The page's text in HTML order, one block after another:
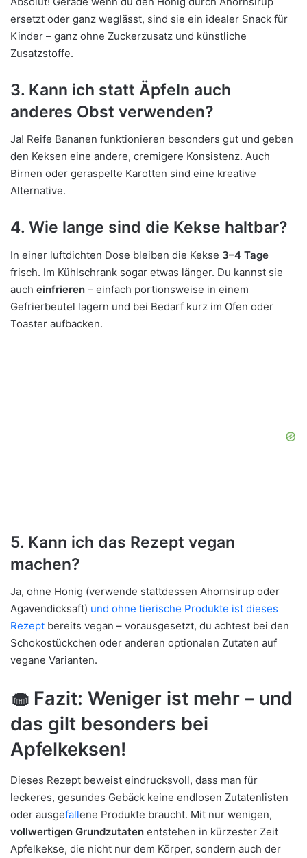
ersetzt oder ganz weglässt, sind sie ein idealer Snack für
Kinder – ganz ohne Zuckerzusatz und künstliche
Zusatzstoffe.
3. Kann ich statt Äpfeln auch
anderes Obst verwenden?
Ja! Reife Bananen funktionieren besonders gut und geben
den Keksen eine andere, cremigere Konsistenz. Auch
Birnen oder geraspelte Karotten sind eine kreative
Alternative.
4. Wie lange sind die Kekse haltbar?
In einer luftdichten Dose bleiben die Kekse 3–4 Tage
frisch. Im Kühlschrank sogar etwas länger. Du kannst sie
auch einfrieren – einfach portionsweise in einem
Gefrierbeutel lagern und bei Bedarf kurz im Ofen oder
Toaster aufbacken.
5. Kann ich das Rezept vegan
machen?
Ja, ohne Honig (verwende stattdessen Ahornsirup oder
Agavendicksaft) und ohne tierische Produkte ist dieses
Rezept bereits vegan – vorausgesetzt, du achtest bei den
Schokostückchen oder anderen optionalen Zutaten auf
vegane Varianten.
🧁 Fazit: Weniger ist mehr – und
das gilt besonders bei
Apfelkeksen!
Dieses Rezept beweist eindrucksvoll, dass man für
leckeres, gesundes Gebäck keine endlosen Zutatenlisten
oder ausgefallene Produkte braucht. Mit nur wenigen,
vollwertigen Grundzutaten entstehen in kürzester Zeit
Apfelkekse, die nicht nur dem Körper, sondern auch der